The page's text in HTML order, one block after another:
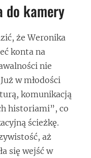
do kamery
że Weronika
konta na
nie
w młodości
komunikacją
historiami”, co
ścieżkę.
aż
się wejść w